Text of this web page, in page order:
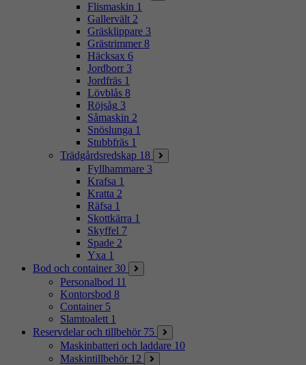
Flismaskin 1
Gallervält 2
Gräsklippare 3
Grästrimmer 8
Häcksax 6
Jordborr 3
Jordfräs 1
Lövblås 8
Röjsåg 3
Såmaskin 2
Snöslunga 1
Stubbfräs 1
Trädgårdsredskap 18
Fyllhammare 3
Krafsa 1
Kratta 2
Räfsa 1
Skottkärra 1
Skyffel 7
Spade 2
Yxa 1
Bod och container 30
Personalbod 11
Kontorsbod 8
Container 5
Slamtoalett 1
Reservdelar och tillbehör 75
Maskinbatteri och laddare 10
Maskintillbehör 12